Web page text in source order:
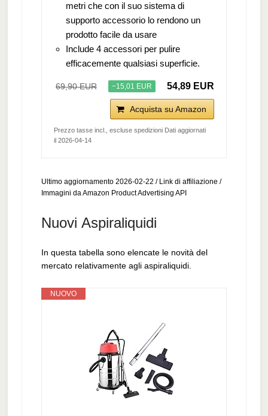
metri che con il suo sistema di
supporto accessorio lo rendono un
prodotto facile da usare
Include 4 accessori per pulire
efficacemente qualsiasi superficie.
69,90 EUR −15,01 EUR 54,89 EUR
Acquista su Amazon
Prezzo tasse incl., escluse spedizioni Dati aggiornati
il 2026-04-14
Ultimo aggiornamento 2026-02-22 / Link di affiliazione /
Immagini da Amazon Product Advertising API
Nuovi Aspiraliquidi
In questa tabella sono elencate le novità del
mercato relativamente agli aspiraliquidi.
NUOVO